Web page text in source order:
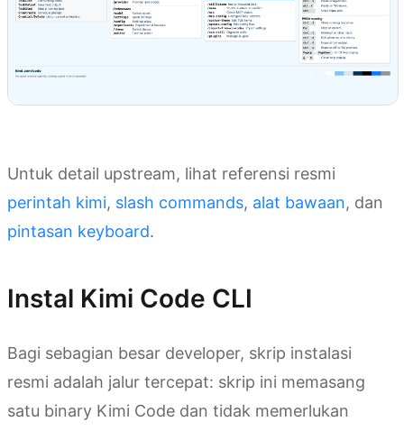
Untuk detail upstream, lihat referensi resmi
perintah kimi, slash commands, alat bawaan, dan
pintasan keyboard.
Instal Kimi Code CLI
Bagi sebagian besar developer, skrip instalasi
resmi adalah jalur tercepat: skrip ini memasang
satu binary Kimi Code dan tidak memerlukan